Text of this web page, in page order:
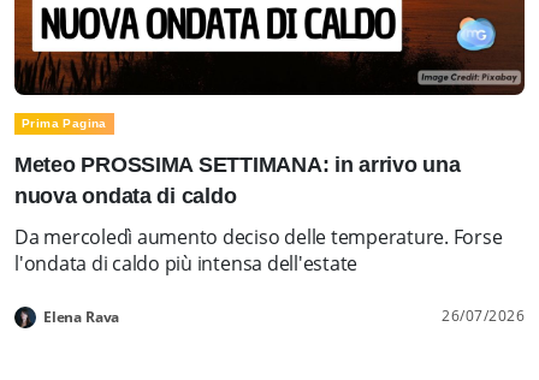
Prima Pagina
Meteo PROSSIMA SETTIMANA: in arrivo una
nuova ondata di caldo
Da mercoledì aumento deciso delle temperature. Forse
l'ondata di caldo più intensa dell'estate
Elena Rava 26/07/2026